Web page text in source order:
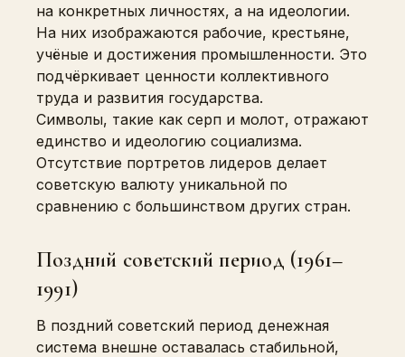
на конкретных личностях, а на идеологии.
На них изображаются рабочие, крестьяне,
учёные и достижения промышленности. Это
подчёркивает ценности коллективного
труда и развития государства.
Символы, такие как серп и молот, отражают
единство и идеологию социализма.
Отсутствие портретов лидеров делает
советскую валюту уникальной по
сравнению с большинством других стран.
Поздний советский период (1961–
1991)
В поздний советский период денежная
система внешне оставалась стабильной,